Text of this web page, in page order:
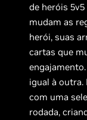
de heróis
mudam as
herói, suas
cartas que
igual à outra.
com uma
rodada,